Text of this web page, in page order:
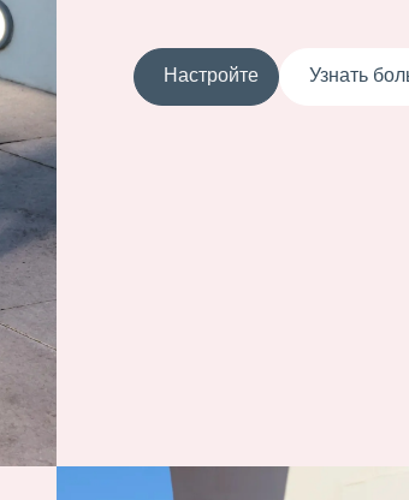
Настройте Узнать